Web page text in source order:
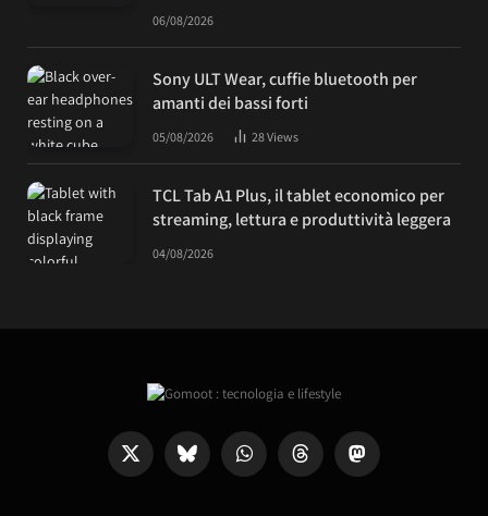
06/08/2026
Sony ULT Wear, cuffie bluetooth per
amanti dei bassi forti
05/08/2026 28Views
TCL Tab A1 Plus, il tablet economico per
streaming, lettura e produttività leggera
04/08/2026
X
Bluesky WhatsAppThreads Mastodon